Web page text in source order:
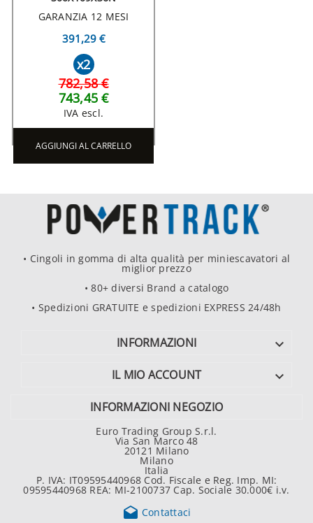
GARANZIA 12 MESI
391,29 €
x2
782,58 €
743,45 €
IVA escl.
AGGIUNGI AL CARRELLO
• Cingoli in gomma di alta qualità per miniescavatori al
miglior prezzo
• 80+ diversi Brand a catalogo
• Spedizioni GRATUITE e spedizioni EXPRESS 24/48h
INFORMAZIONI 
IL MIO ACCOUNT 
INFORMAZIONI NEGOZIO
Euro Trading Group S.r.l.
Via San Marco 48
20121 Milano
Milano
Italia
P. IVA: IT09595440968 Cod. Fiscale e Reg. Imp. MI:
09595440968 REA: MI-2100737 Cap. Sociale 30.000€ i.v.
 Contattaci